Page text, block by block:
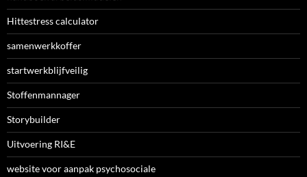
Hittestress calculator
samenwerkkoffer
startwerkblijfveilig
Stoffenmannager
Storybuilder
Uitvoering RI&E
website voor aanpak psychosociale